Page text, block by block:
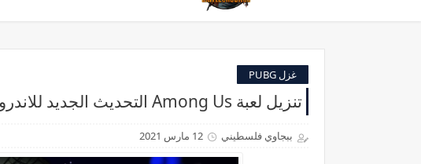
غزل PUBG
تنزيل لعبة Among Us التحديث الجديد للاندرويد 2021
ببجاوي فلسطيني 12 مارس 2021